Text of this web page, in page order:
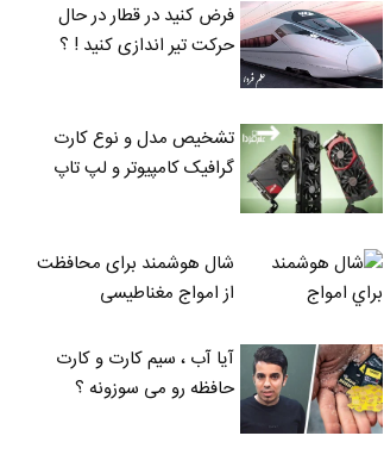
فرض کنید در قطار در حال
حرکت تیر اندازی کنید ! ؟
تشخیص مدل و نوع کارت
گرافیک کامپیوتر و لپ تاپ
شال هوشمند برای محافظت
از امواج مغناطیسی
آیا آب ، سیم کارت و کارت
حافظه رو می سوزونه ؟